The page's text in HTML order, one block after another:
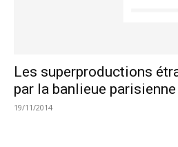
Les superproductions
par la banlieue parisienne
19/11/2014